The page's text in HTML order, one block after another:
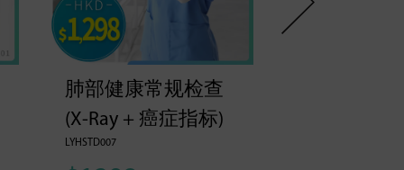
肺部健康常规检查
(X-Ray + 癌症指标)
LYHSTD007